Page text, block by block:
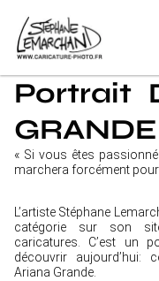
Portrait
GRANDE
« Si vous êtes
marchera forcément
L’artiste Stéphane
catégorie sur son
caricatures. C’est un
découvrir aujourd’hui:
Ariana Grande.